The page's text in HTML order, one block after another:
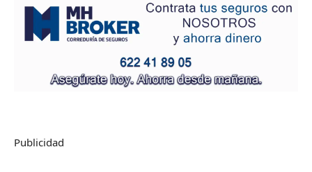
Publicidad